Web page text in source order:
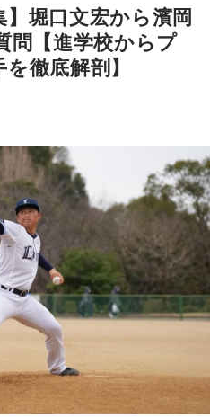
/ OSHIKIKEIGO / OddRe: / お
とじゃがいもフィルハーモ
っぽ / cupid tem / ぎゅる子 /
ギャング / 最強マンボウ修
/ THE CLOCKWISE / 笹
凜々香 / さとう。 / sanetii /
/ JIJIM / シベリアンハス
/ STRAWDAY / すなお / スラ
/ 多次元制御機構よだか
セツナガラ / つきみ / でかく
/ TRAёLL / トンボコープ /
the Night / 猫背のネイビ
ผ้าอ้อม99999 / PURPLE
/ 春風レコード / Pixie
ァジーデイズ / FINLANDS
/ WeekendAll / Wisteria /
ラ寿司ふぁいやー / エイハ
/ ENBASE / オートコード /
/ Offo tokyo / おとなりにぎん
/ CAT ATE HOTDOGS / 極
/ Good Grief / Cloudy / 海月に
KeNN / 幻想痛 / Kono / 古墳シ
カ / ザ・あどばん / THE
/ さゆに！ /
/ 終活クラブ / Shom / 水
/ ステレオドロシー /
大東まみ / 台所きっちん /
/ Daisycall / DeNeel / デビ
/ Doona / '97,Kids / なき
郎 / Nape / ねぎ塩豚丼 /
/ ハク。 / バチカン市国に愛
礎知識から、赤字と黒字の考
況、高市内閣の方針まで、
てわかりやすく解説するほ
合、収支バランスはどうなる
ーナーでは、AKB48について
シングル『好きish』について
聴きどころ、すでに再生回数
ついて語るほか、行天優莉奈
『渦の巻き方』についても詳
年3月まで活動していた
大公開！ このほか、9月26日
ナ横浜で開催される「THREE
などAKB48情報満載の30分で
】堀口文宏から濱岡
問【進学校からプ
徹底解剖】